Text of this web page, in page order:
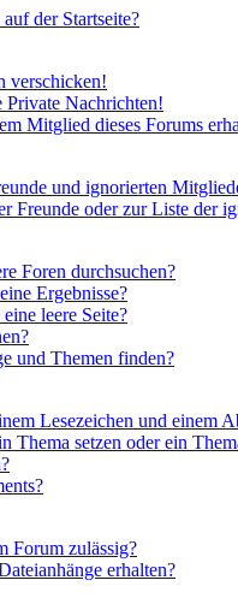
der Startseite?
verschicken!
Private Nachrichten!
Mitglied dieses Forums
und ignorierten
Freunde oder zur Liste der
Foren durchsuchen?
Ergebnisse?
leere Seite?
und Themen finden?
Lesezeichen und einem
Thema setzen oder ein
Forum zulässig?
erhalten?